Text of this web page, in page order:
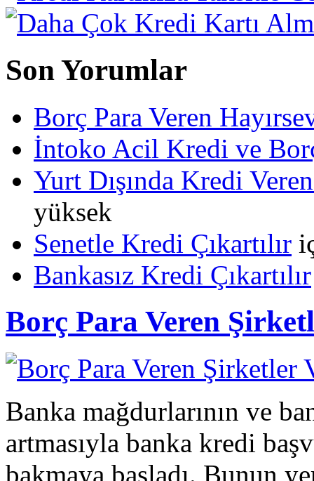
Son Yorumlar
Borç Para Veren
İntoko Acil Kredi ve
Yurt Dışında Kredi
yüksek
Senetle Kredi Çıkartılır
Bankasız Kredi Çıkartılır
Borç Para Veren
Banka mağdurlarının ve
artmasıyla banka kredi
bakmaya başladı. Bunun